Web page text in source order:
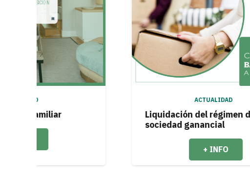
Liquidación del régimen de
sociedad ganancial